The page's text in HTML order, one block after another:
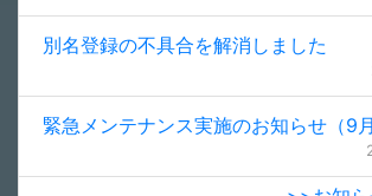
別名登録の不具合を解消しました